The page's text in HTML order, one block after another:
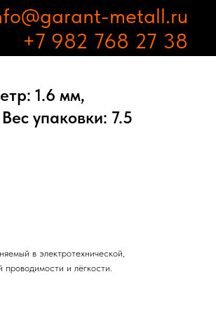
metall.ru
+7 982 768 27 38
1.6 мм,
упаковки: 7.5
в электротехнической,
и лёгкости.